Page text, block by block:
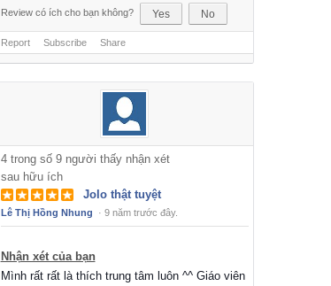
Review có ích cho bạn không? Yes No
Report Subscribe Share
4trong số 9người thấy nhận xét
sau hữu ích
Jolo thật tuyệt
Lê Thị Hồng Nhung · 9 năm trước đây.
Nhận xét của bạn
Mình rất rất là thích trung tâm luôn ^^ Giáo viên